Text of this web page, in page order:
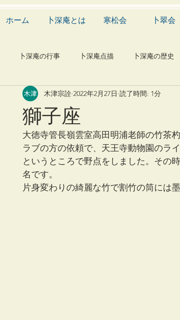
ホーム 卜深庵とは 寒松会 卜翠会
卜深庵の行事 卜深庵点描 卜深庵の歴史
漢詩 俳諧 文学 有職 民俗
建築 造園 動物 植物 自然
獅子座
木津宗詮 2022年2月27日 読了時間: 1分
大徳寺管長嶺雲室高田明浦老師の竹茶
ラブの方の依頼で、天王寺動物園のラ
というところで野点をしました。その
名です。
片身変わりの綺麗な竹で割竹の筒には